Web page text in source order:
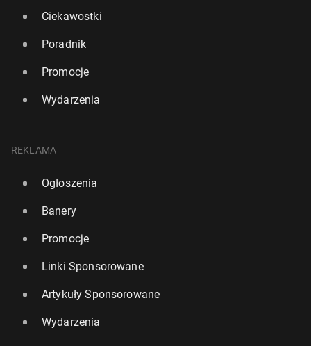
Ciekawostki
Poradnik
Promocje
Wydarzenia
REKLAMA
Ogłoszenia
Banery
Promocje
Linki Sponsorowane
Artykuły Sponsorowane
Wydarzenia